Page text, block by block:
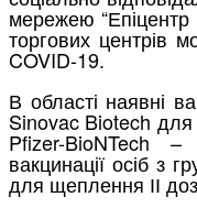
мережею “Епіцентр
торгових центрів
COVID-19.
В області наявні
Sinovac Biotech
Pfizer-BioNTech
вакцинації осіб з
для щеплення ІІ